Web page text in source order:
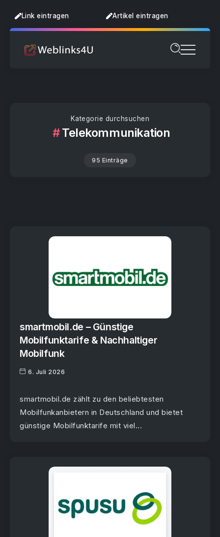
Link eintragen Artikel eintragen
Kategorie durchsuchen
Telekommunikation
95 Einträge
smartmobil.de – Günstige
Mobilfunktarife & Nachhaltiger
Mobilfunk
6. Juli 2026
smartmobil.de zählt zu den beliebtesten
Mobilfunkanbietern in Deutschland und bietet
günstige Mobilfunktarife mit viel...